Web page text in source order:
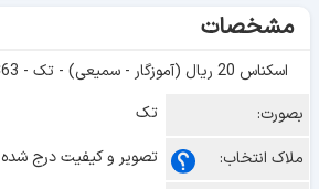
مشخصات
اسکناس 20 ریال (آموزگار - سمیعی) - تک - UNC63 - محمد رضا شاه
بصورت:
تک
ملاک انتخاب:
تصویر و کیفیت درج شده